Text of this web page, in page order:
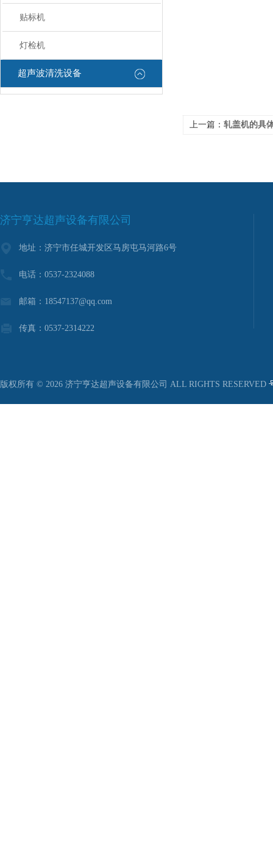
贴标机
灯检机
超声波清洗设备
上一篇： 轧盖机的具
济宁亨达超声设备有限公司
地址：济宁市任城开发区马房屯马河路6号
电话：0537-2324088
邮箱：18547137@qq.com
传真：0537-2314222
版权所有 © 2026 济宁亨达超声设备有限公司 ALL RIGHTS RESERVED